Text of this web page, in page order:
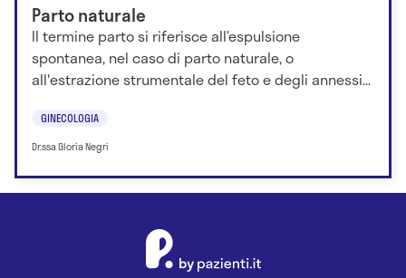
Parto naturale
Il termine parto si riferisce all’espulsione
spontanea, nel caso di parto naturale, o
all'estrazione strumentale del feto e degli annessi...
GINECOLOGIA
Dr.ssa Gloria Negri